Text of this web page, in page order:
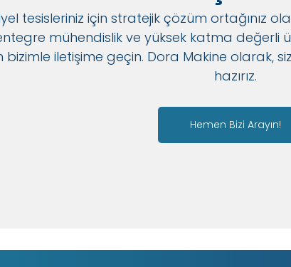
tesisleriniz için stratejik çözüm ortağınız
mühendislik ve yüksek katma değerli
iletişime geçin. Dora Makine olarak,
hazırız.
Hemen Bizi Arayın!